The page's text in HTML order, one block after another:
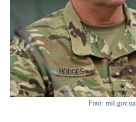
Fotó: mil.gov.ua